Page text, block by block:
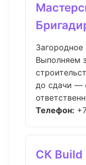
Загородное
Выполняем
до сдачи —
Телефон:
СК Build